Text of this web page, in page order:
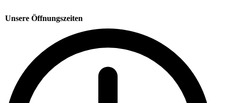
Unsere Öffnungszeiten